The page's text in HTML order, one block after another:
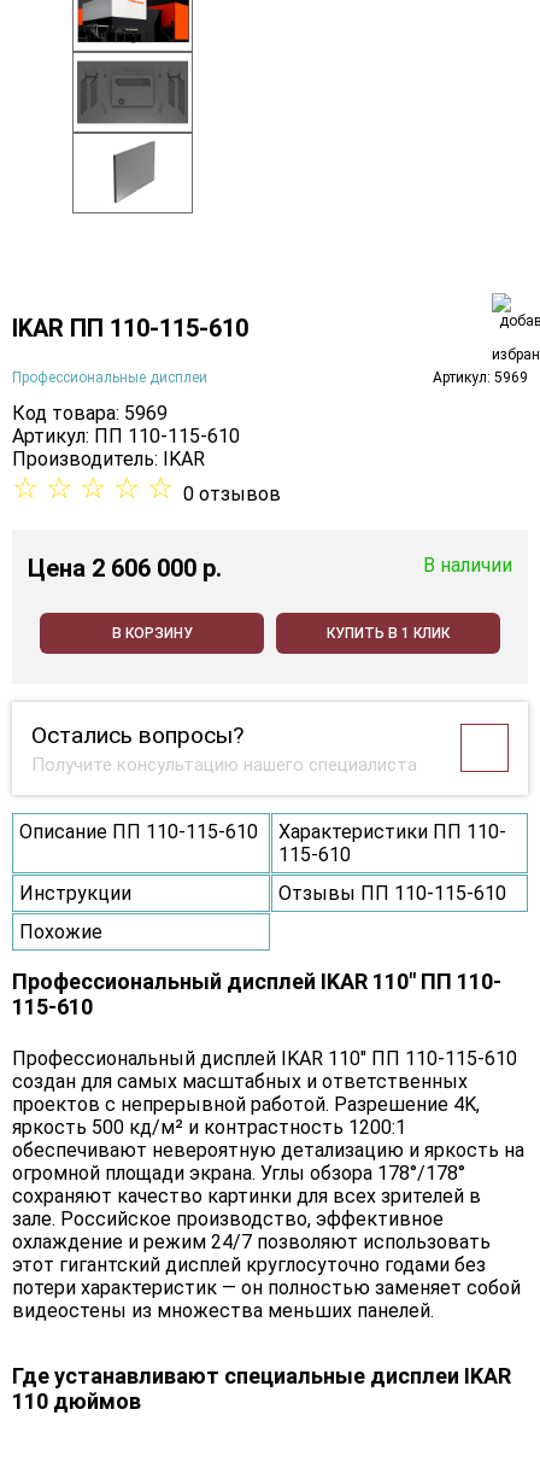
IKAR ПП 110-115-610
Профессиональные дисплеи Артикул: 5969
Код товара: 5969
Артикул: ПП 110-115-610
Производитель: IKAR
☆ ☆ ☆ ☆ ☆ 0 отзывов
Цена 2 606 000 p. В наличии
В КОРЗИНУ КУПИТЬ В 1 КЛИК
Остались вопросы?
Получите консультацию нашего специалиста
Описание ПП 110-115-610
Характеристики ПП 110-
115-610
Инструкции
Отзывы ПП 110-115-610
Похожие
Профессиональный дисплей IKAR 110" ПП 110-
115-610
Профессиональный дисплей IKAR 110" ПП 110-115-610
создан для самых масштабных и ответственных
проектов с непрерывной работой. Разрешение 4K,
яркость 500 кд/м² и контрастность 1200:1
обеспечивают невероятную детализацию и яркость на
огромной площади экрана. Углы обзора 178°/178°
сохраняют качество картинки для всех зрителей в
зале. Российское производство, эффективное
охлаждение и режим 24/7 позволяют использовать
этот гигантский дисплей круглосуточно годами без
потери характеристик — он полностью заменяет собой
видеостены из множества меньших панелей.
Где устанавливают специальные дисплеи IKAR
110 дюймов